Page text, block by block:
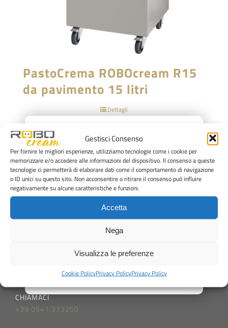
Gestisci Consenso
Per fornire le migliori esperienze, utilizziamo tecnologie come i cookie per
memorizzare e/o accedere alle informazioni del dispositivo. Il consenso a queste
tecnologie ci permetterà di elaborare dati come il comportamento di navigazione
o ID unici su questo sito. Non acconsentire o ritirare il consenso può influire
negativamente su alcune caratteristiche e funzioni.
Accetta
Nega
Visualizza le preferenze
Cookie PolicyPrivacy PolicyPrivacy Policy
PastoCrema ROBOcream R15
da pavimento 15 litri
Dettagli
Via Anna Frank, 8
+39 0541 373250
office@staff1959.com
CHIAMACI
+39 0541 373250